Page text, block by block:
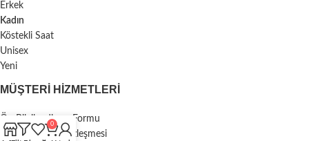
Erkek
Kadın
Köstekli Saat
Unisex
Yeni
MÜŞTERI HIZMETLERI
Ön Bilgilendirme Formu
Mesafeli Satış Sözleşmesi
0